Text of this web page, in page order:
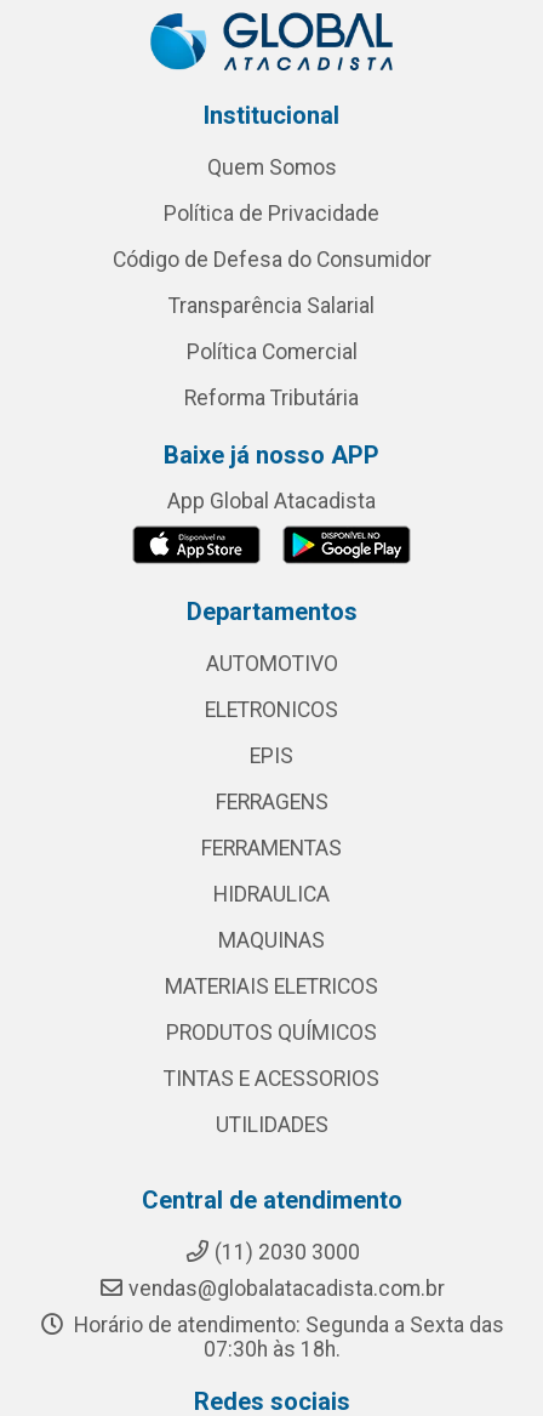
Institucional
Quem Somos
Política de Privacidade
Código de Defesa do Consumidor
Transparência Salarial
Política Comercial
Reforma Tributária
Baixe já nosso APP
App Global Atacadista
Departamentos
AUTOMOTIVO
ELETRONICOS
EPIS
FERRAGENS
FERRAMENTAS
HIDRAULICA
MAQUINAS
MATERIAIS ELETRICOS
PRODUTOS QUÍMICOS
TINTAS E ACESSORIOS
UTILIDADES
Central de atendimento
(11) 2030 3000
vendas@globalatacadista.com.br
Horário de atendimento: Segunda a Sexta das
07:30h às 18h.
Redes sociais